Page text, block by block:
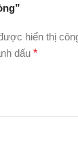
hiển thị
dấu *